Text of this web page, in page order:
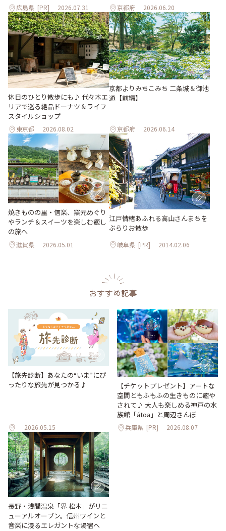
広島県 [PR] 2026.07.31 京都府 2026.06.20
休日のひとり散歩にも♪ 代々木エ
リアで巡る絶品ドーナツ＆ライフ
スタイルショップ
東京都 2026.08.02
京都よりみちこみち 二条城＆御池
通【前編】
京都府 2026.06.14
焼きものの里・信楽、窯元めぐり
やランチ＆スイーツを楽しむ癒し
の旅へ
滋賀県 2026.05.01
江戸情緒あふれる高山さんまちを
ぶらりお散歩
岐阜県 [PR] 2014.02.06
おすすめ記事
【旅先診断】あなたの“いま”にぴ
ったりな旅先が見つかる♪
2026.05.15
【チケットプレゼント】アートな
空間ともふもふの生きものに癒や
されて♪ 大人も楽しめる神戸の水
族館「átoa」と周辺さんぽ
兵庫県 [PR] 2026.08.07
長野・浅間温泉「界 松本」がリニ
ューアルオープン。信州ワインと
音楽に浸るエレガントな湯宿へ